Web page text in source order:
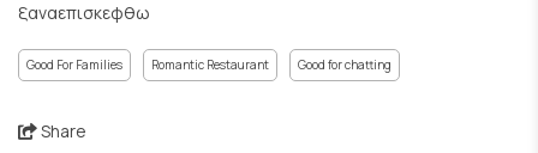
ξαναεπισκεφθω
Good For Families Romantic Restaurant Good for chatting
Share